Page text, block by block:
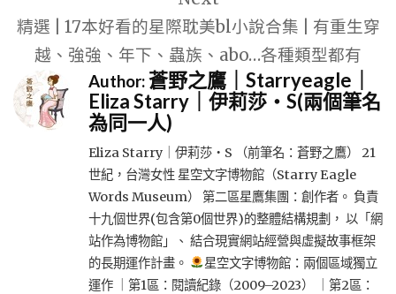
覽
精選 | 17本好看的星際耽美bl小說合集 | 有重生穿
越、強強、年下、蟲族、abo…各種類型都有
Author:蒼野之鷹｜Starryeagle｜
Eliza Starry｜伊莉莎・S(兩個筆名
為同一人)
Eliza Starry｜伊莉莎・S （前筆名：蒼野之鷹） 21
世紀，台灣女性 星空文字博物館（Starry Eagle
Words Museum） 第二區星鷹集團：創作者。 負責
十九個世界(包含第0個世界)的整體結構規劃， 以「網
站作為博物館」、 結合現實網站經營與虛擬故事框架
的長期運作計畫。
星空文字博物館：兩個區域獨立
運作 ｜第1區：閱讀紀錄（2009–2023） ｜第2區：